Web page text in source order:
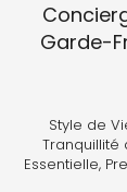
Garde-
Style de
Tranquillité
Essentielle,